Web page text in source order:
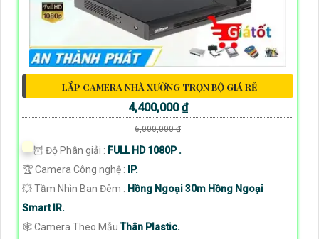
LẮP CAMERA NHÀ XƯỞNG TRỌN BỘ GIÁ RẺ
4,400,000 ₫
6,000,000 ₫
🦉 Độ Phân giải : FULL HD 1080P .
🏆 Camera Công nghệ :
IP.
💥 Tầm Nhìn Ban Đêm : Hồng Ngoại 30m Hồng Ngoại
Smart IR.
🕸️ Camera Theo MẫuThân Plastic.